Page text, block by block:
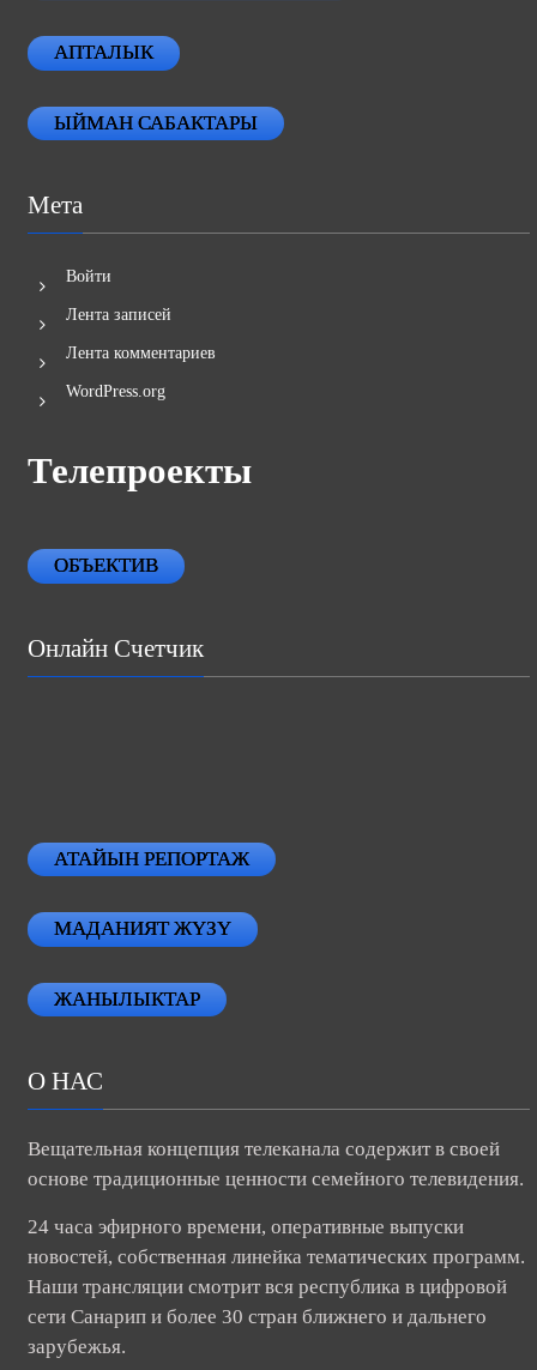
АПТАЛЫК
ЫЙМАН САБАКТАРЫ
Мета
Войти
Лента записей
Лента комментариев
WordPress.org
Телепроекты
ОБЪЕКТИВ
Онлайн Счетчик
АТАЙЫН РЕПОРТАЖ
МАДАНИЯТ ЖҮЗҮ
ЖАНЫЛЫКТАР
О НАС
Вещательная концепция телеканала содержит в своей
основе традиционные ценности семейного телевидения.
24 часа эфирного времени, оперативные выпуски
новостей, собственная линейка тематических программ.
Наши трансляции смотрит вся республика в цифровой
сети Санарип и более 30 стран ближнего и дальнего
зарубежья.